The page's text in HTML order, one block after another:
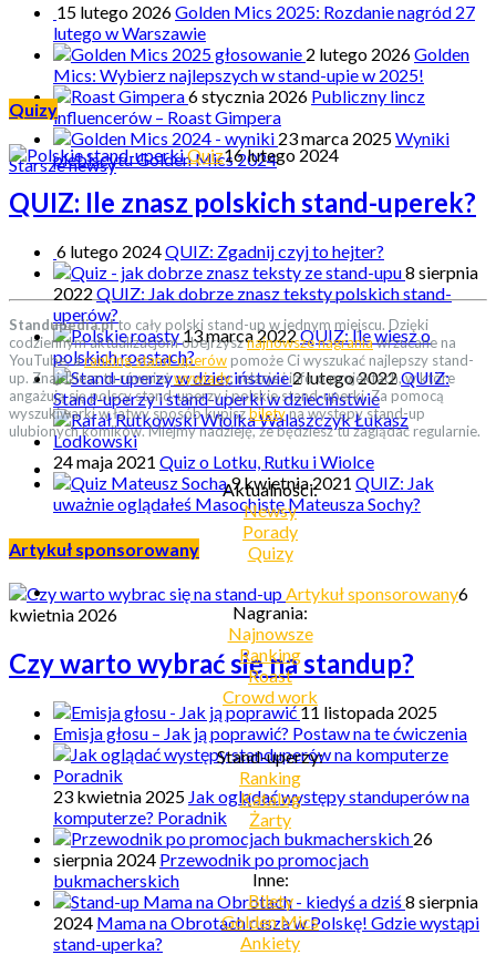
15 lutego 2026Golden Mics 2025: Rozdanie nagród 27
lutego w Warszawie
2 lutego 2026Golden
Mics: Wybierz najlepszych w stand-upie w 2025!
6 stycznia 2026 Publiczny lincz
influencerów – Roast Gimpera
23 marca 2025Wyniki
plebiscytu Golden Mics 2024
Starsze newsy
Quizy
Quiz16 lutego 2024
QUIZ: Ile znasz polskich stand-uperek?
6 lutego 2024QUIZ: Zgadnij czyj to hejter?
8 sierpnia
2022 QUIZ: Jak dobrze znasz teksty polskich stand-
uperów?
13 marca 2022QUIZ: Ile wiesz o
polskich roastach?
2 lutego 2022QUIZ:
Stand-uperzy i stand-uperki w dzieciństwie
24 maja 2021 Quiz o Lotku, Rutku i Wiolce
9 kwietnia 2021 QUIZ: Jak
uważnie oglądałeś Masochistę Mateusza Sochy?
Artykuł sponsorowany
Artykuł sponsorowany6
kwietnia 2026
Czy warto wybrać się na standup?
11 listopada 2025
Emisja głosu – Jak ją poprawić? Postaw na te ćwiczenia
23 kwietnia 2025 Jak oglądać występy standuperów na
komputerze? Poradnik
26
sierpnia 2024 Przewodnik po promocjach
bukmacherskich
8 sierpnia
2024 Mama na Obrotach rusza w Polskę! Gdzie wystąpi
stand-uperka?
Standupedia.plto cały polski stand-up w jednym miejscu. Dzięki
codziennym aktualizacjom obejrzysznajnowsze nagraniawrzucane na
YouTube, aranking stand-uperów pomoże Ci wyszukać najlepszy stand-
up. Znajdziesz tu równieżwywiady, relacje i info o projektach, w które
angażują się polscy stand-uperzy i polskie stand-uperki. Za pomocą
wyszukiwarki w łatwy sposób kupiszbiletyna występy stand-up
ulubionych komików. Miejmy nadzieję, że będziesz tu zaglądać regularnie.
Aktualności:
Newsy
Porady
Quizy
Nagrania:
Najnowsze
Ranking
Roast
Crowd work
Stand-uperzy:
Ranking
Katalog
Żarty
Inne:
Bilety
Golden Mics
Ankiety